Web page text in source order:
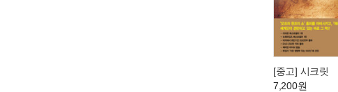
[중고] 시크릿
7,200원